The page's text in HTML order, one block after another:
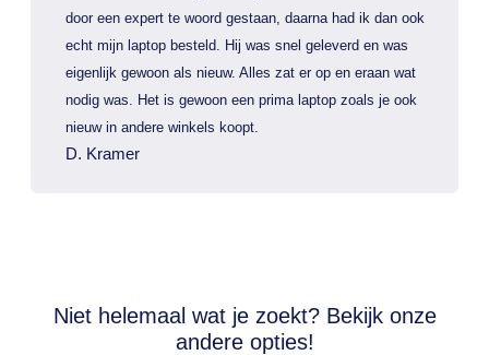
door een expert te woord gestaan, daarna had ik dan ook
echt mijn laptop besteld. Hij was snel geleverd en was
eigenlijk gewoon als nieuw. Alles zat er op en eraan wat
nodig was. Het is gewoon een prima laptop zoals je ook
nieuw in andere winkels koopt.
D. Kramer
Niet helemaal wat je zoekt? Bekijk onze
andere opties!